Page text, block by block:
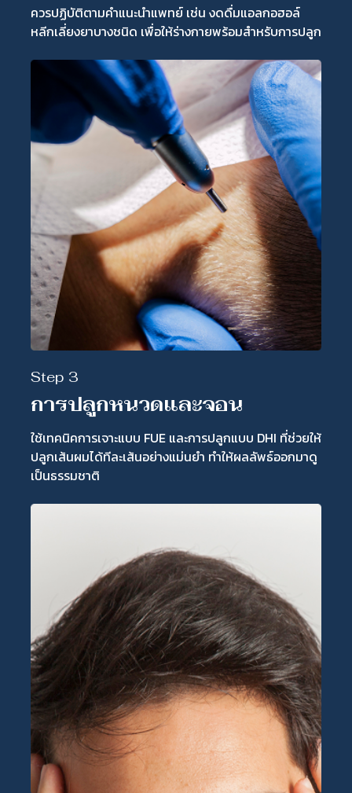
ควรปฏิบัติตามคำแนะนำแพทย์ เช่น งดดื่มแอลกอฮอล์
หลีกเลี่ยงยาบางชนิด เพื่อให้ร่างกายพร้อมสำหรับการปลูก
Step 3
การปลูกหนวดและจอน
ใช้เทคนิคการเจาะแบบ FUE และการปลูกแบบ DHI ที่ช่วยให้
ปลูกเส้นผมได้ทีละเส้นอย่างแม่นยำ ทำให้ผลลัพธ์ออกมาดู
เป็นธรรมชาติ